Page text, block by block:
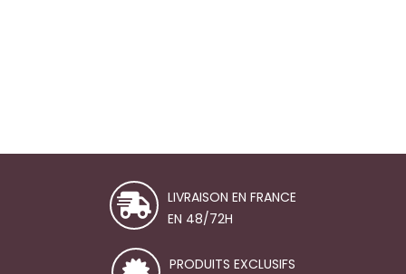
LIVRAISON EN FRANCE
EN 48/72H
PRODUITS EXCLUSIFS